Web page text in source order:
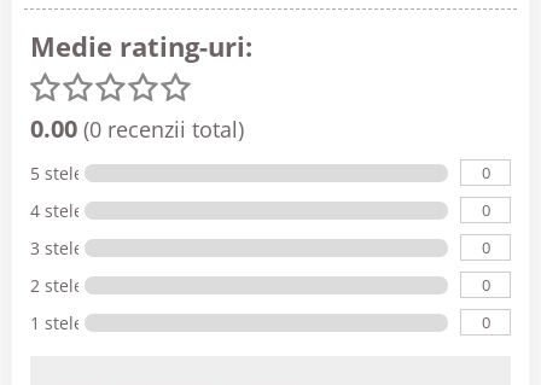
Medie rating-uri:
0.00 (0 recenzii total)
5 stele 0
4 stele 0
3 stele 0
2 stele 0
1 stele 0